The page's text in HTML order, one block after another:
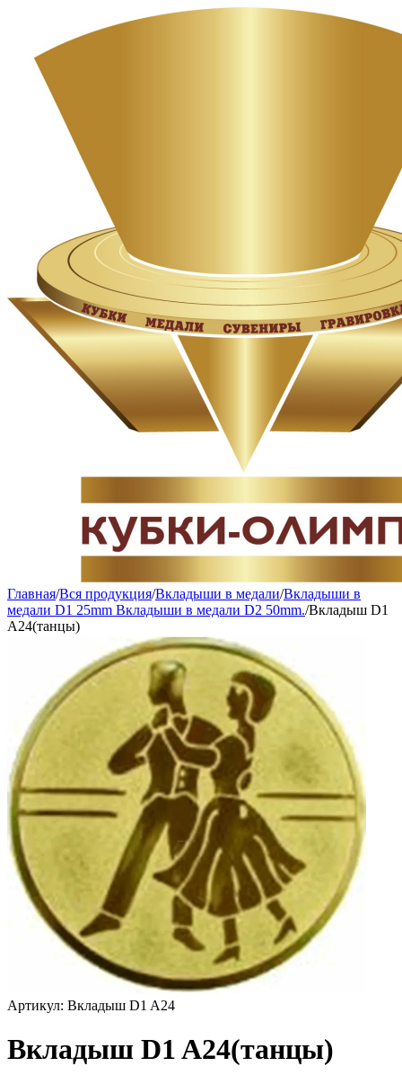
Главная/Вся продукция/Вкладыши в медали/Вкладыши в
медали D1 25mm Вкладыши в медали D2 50mm./Вкладыш D1
A24(танцы)
Артикул: Вкладыш D1 A24
Вкладыш D1 A24(танцы)